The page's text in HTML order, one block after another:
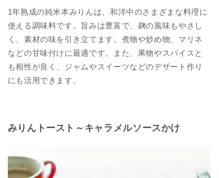
1年熟成の純米本みりんは、和洋中のさまざまな料理に
使える調味料です。旨みは豊富で、麹の風味もやさし
く、素材の味を引き立てます。煮物や炒め物、マリネ
などの甘味付けに最適です。また、果物やスパイスと
も相性が良く、ジャムやスイーツなどのデザート作り
にも活用できます。
みりんトースト～キャラメルソースかけ